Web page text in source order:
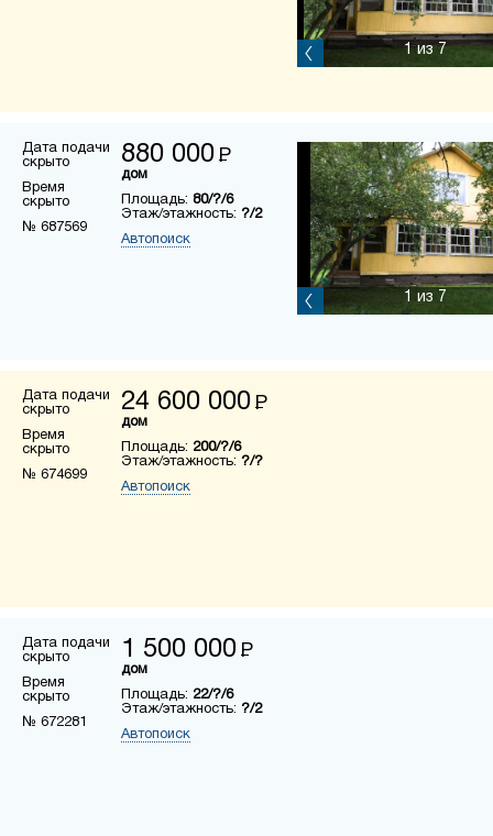
1из 7
Дата подачи
скрыто
Время
скрыто
№ 687569
880 000 Р
дом
Площадь: 80/?/6
Этаж/этажность: ?/2
Автопоиск
1 из 7
Дата подачи
скрыто
Время
скрыто
№ 674699
24 600 000 Р
дом
Площадь: 200/?/6
Этаж/этажность: ?/?
Автопоиск
Дата подачи
скрыто
Время
скрыто
№ 672281
1 500 000 Р
дом
Площадь: 22/?/6
Этаж/этажность: ?/2
Автопоиск